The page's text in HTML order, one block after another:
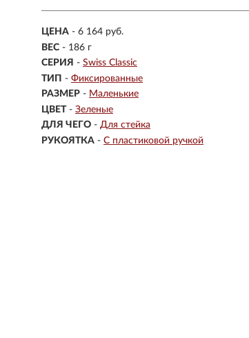
ЦЕНА - 6 164 руб.
ВЕС - 186 г
СЕРИЯ - Swiss Classic
ТИП - Фиксированные
РАЗМЕР - Маленькие
ЦВЕТ - Зеленые
ДЛЯ ЧЕГО - Для стейка
РУКОЯТКА - С пластиковой ручкой